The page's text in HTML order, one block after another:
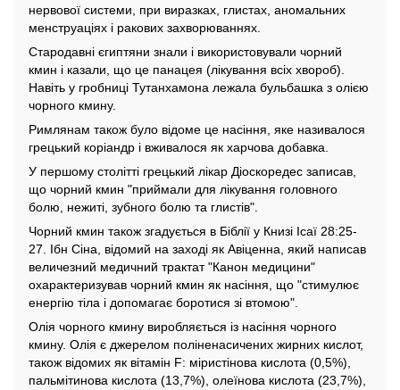
нервової системи, при виразках, глистах, аномальних
менструаціях і ракових захворюваннях.
Стародавні єгиптяни знали і використовували чорний
кмин і казали, що це панацея (лікування всіх хвороб).
Навіть у гробниці Тутанхамона лежала бульбашка з олією
чорного кмину.
Римлянам також було відоме це насіння, яке називалося
грецький коріандр і вживалося як харчова добавка.
У першому столітті грецький лікар Діоскоредес записав,
що чорний кмин "приймали для лікування головного
болю, нежиті, зубного болю та глистів".
Чорний кмин також згадується в Біблії у Книзі Ісаї 28:25-
27. Ібн Сіна, відомий на заході як Авіценна, який написав
величезний медичний трактат "Канон медицини"
охарактеризував чорний кмин як насіння, що "стимулює
енергію тіла і допомагає боротися зі втомою".
Олія чорного кмину виробляється із насіння чорного
кмину. Олія є джерелом поліненасичених жирних кислот,
також відомих як вітамін F: міристінова кислота (0,5%),
пальмітинова кислота (13,7%), олеїнова кислота (23,7%),